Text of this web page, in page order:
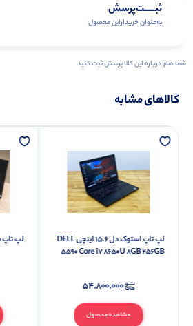
ثبـــــت‌پرسش
به‌عنوان ‌خریدار‌این‌ محصول
شما هم درباره این کالا پرسش ثبت کنید
کالاهای مشابه
لپ تاپ استوک دل 15.6 اینچی DELL
5590 Core i7 8650U 8GB 256GB
مشاهده محصول
۵۴,۸۰۰,۰۰۰
لپ تاپ Dell Precision 5570